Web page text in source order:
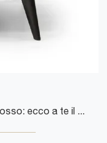
Salotti e Poltrone in pelle di Cuborosso: ecco a te il modello Spica in pelle per arricchire i tuoi spazi.